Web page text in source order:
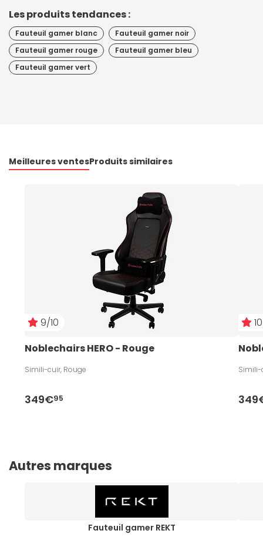
Les produits tendances :
Fauteuil gamer blanc
Fauteuil gamer noir
Fauteuil gamer rouge
Fauteuil gamer bleu
Fauteuil gamer vert
Meilleures ventesProduits similaires
9/10
Noblechairs HERO - Rouge
Simili-cuir, Rouge
349€95
Simili-
Autres marques
Fauteuil gamer REKT